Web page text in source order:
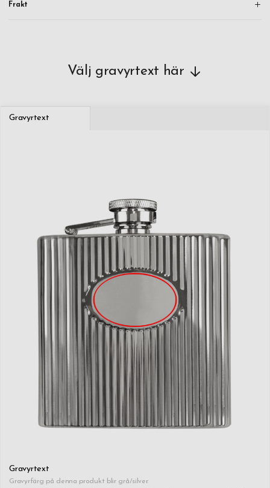
Frakt
Välj gravyrtext här
Gravyrtext
Gravyrtext
Gravyrfärg på denna produkt blir grå/silver.